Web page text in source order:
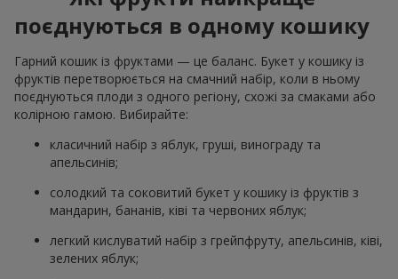
поєднуються в одному кошику
Гарний кошик із фруктами — це баланс. Букет у кошику із
фруктів перетворюється на смачний набір, коли в ньому
поєднуються плоди з одного регіону, схожі за смаками або
колірною гамою. Вибирайте:
класичний набір з яблук, груші, винограду та
апельсинів;
солодкий та соковитий букет у кошику із фруктів з
мандарин, бананів, ківі та червоних яблук;
легкий кислуватий набір з грейпфруту, апельсинів, ківі,
зелених яблук;